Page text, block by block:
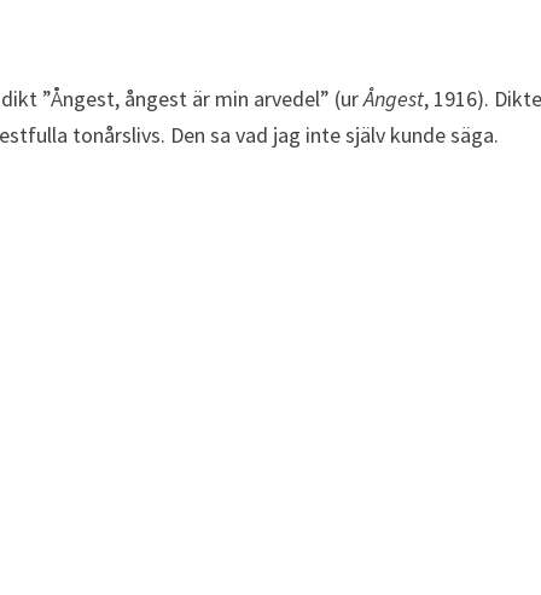
”Ångest, ångest är min arvedel” (urÅngest, 1916).
tonårslivs. Den sa vad jag inte själv kunde säga.